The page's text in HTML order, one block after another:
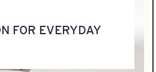
FOR EVERYDAY